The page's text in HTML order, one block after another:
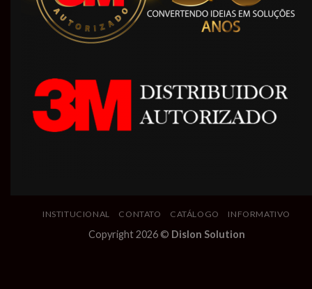
INSTITUCIONAL CONTATO CATÁLOGO INFORMATIVO
Copyright 2026 © Dislon Solution